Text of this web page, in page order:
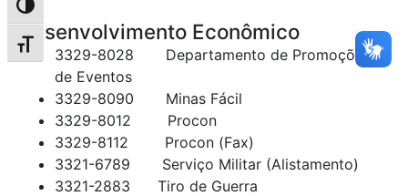
Alternar alto contraste
Alternar tamanho da fonte
Desenvolvimento Econômico
3329-8028 Departamento de Promoções
de Eventos
3329-8090 Minas Fácil
3329-8012 Procon
3329-8112 Procon (Fax)
3321-6789 Serviço Militar (Alistamento)
3321-2883 Tiro de Guerra